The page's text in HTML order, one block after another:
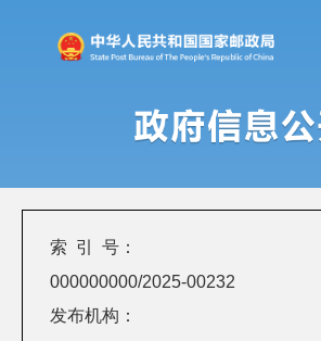
索 引 号：
000000000/2025-00232
发布机构：